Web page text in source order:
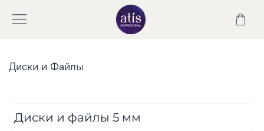
Диски и Файлы
Диски и файлы 5 мм